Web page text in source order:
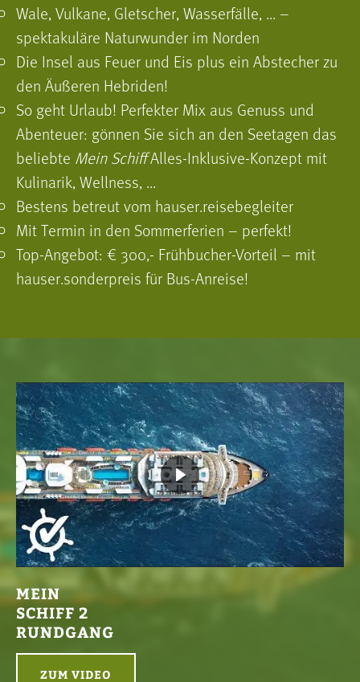
Wale, Vulkane, Gletscher, Wasserfälle, ... –
spektakuläre Naturwunder im Norden
Die Insel aus Feuer und Eis plus ein Abstecher zu
den Äußeren Hebriden!
So geht Urlaub! Perfekter Mix aus Genuss und
Abenteuer: gönnen Sie sich an den Seetagen das
beliebte Mein SchiffAlles-Inklusive-Konzept mit
Kulinarik, Wellness, ...
Bestens betreut vom hauser.reisebegleiter
Mit Termin in den Sommerferien – perfekt!
Top-Angebot: € 300,- Frühbucher-Vorteil – mit
hauser.sonderpreis für Bus-Anreise!
MEIN
SCHIFF 2
RUNDGANG
ZUM VIDEO